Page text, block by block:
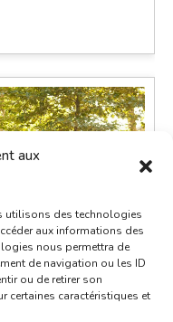
aux
utilisons des technologies
aux informations des
nous permettra de
de navigation ou les ID
ou de retirer son
certaines caractéristiques et